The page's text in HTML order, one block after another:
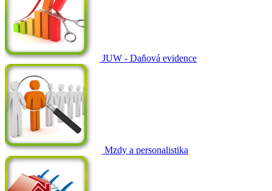
JUW - Daňová evidence
Mzdy a personalistika